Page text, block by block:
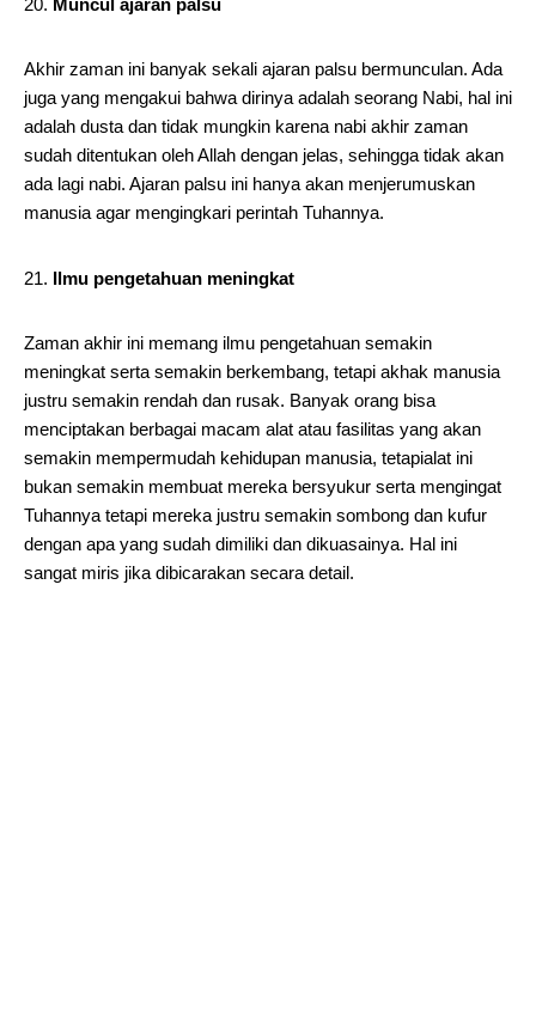
Muncul ajaran palsu
Akhir zaman ini banyak sekali ajaran palsu bermunculan. Ada
juga yang mengakui bahwa dirinya adalah seorang Nabi, hal ini
adalah dusta dan tidak mungkin karena nabi akhir zaman
sudah ditentukan oleh Allah dengan jelas, sehingga tidak akan
ada lagi nabi. Ajaran palsu ini hanya akan menjerumuskan
manusia agar mengingkari perintah Tuhannya.
Ilmu pengetahuan meningkat
Zaman akhir ini memang ilmu pengetahuan semakin
meningkat serta semakin berkembang, tetapi akhak manusia
justru semakin rendah dan rusak. Banyak orang bisa
menciptakan berbagai macam alat atau fasilitas yang akan
semakin mempermudah kehidupan manusia, tetapialat ini
bukan semakin membuat mereka bersyukur serta mengingat
Tuhannya tetapi mereka justru semakin sombong dan kufur
dengan apa yang sudah dimiliki dan dikuasainya. Hal ini
sangat miris jika dibicarakan secara detail.